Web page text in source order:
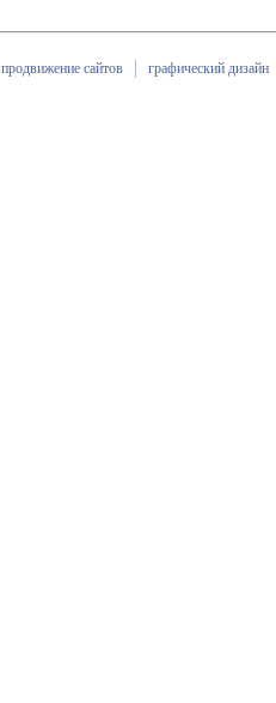
продвижение сайтов графический дизайн